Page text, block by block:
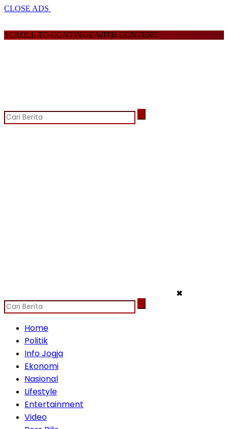
CLOSE ADS
SCROLL TO CONTINUE WITH CONTENT
✖
Home
Politik
Info Jogja
Ekonomi
Nasional
Lifestyle
Entertainment
Video